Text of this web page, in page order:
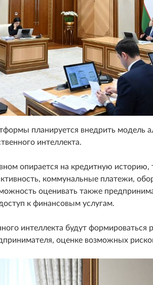
планируется внедрить модель
интеллекта.
опирается на кредитную историю,
коммунальные платежи,
оценивать также
к финансовым услугам.
интеллекта будут формироваться
оценке возможных